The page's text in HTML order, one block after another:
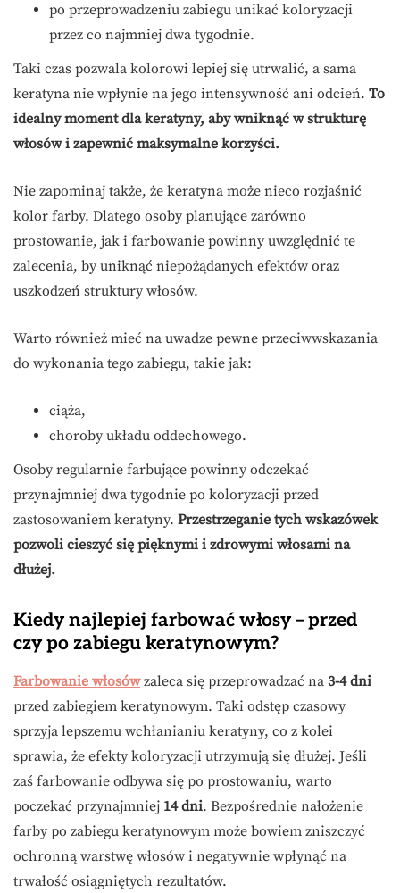
po przeprowadzeniu zabiegu unikać koloryzacji
przez co najmniej dwa tygodnie.
Taki czas pozwala kolorowi lepiej się utrwalić, a sama
keratyna nie wpłynie na jego intensywność ani odcień. To
idealny moment dla keratyny, aby wniknąć w strukturę
włosów i zapewnić maksymalne korzyści.
Nie zapominaj także, że keratyna może nieco rozjaśnić
kolor farby. Dlatego osoby planujące zarówno
prostowanie, jak i farbowanie powinny uwzględnić te
zalecenia, by uniknąć niepożądanych efektów oraz
uszkodzeń struktury włosów.
Warto również mieć na uwadze pewne przeciwwskazania
do wykonania tego zabiegu, takie jak:
ciąża,
choroby układu oddechowego.
Osoby regularnie farbujące powinny odczekać
przynajmniej dwa tygodnie po koloryzacji przed
zastosowaniem keratyny. Przestrzeganie tych wskazówek
pozwoli cieszyć się pięknymi i zdrowymi włosami na
dłużej.
Kiedy najlepiej farbować włosy – przed
czy po zabiegu keratynowym?
Farbowanie włosówzaleca się przeprowadzać na 3-4 dni
przed zabiegiem keratynowym. Taki odstęp czasowy
sprzyja lepszemu wchłanianiu keratyny, co z kolei
sprawia, że efekty koloryzacji utrzymują się dłużej. Jeśli
zaś farbowanie odbywa się po prostowaniu, warto
poczekać przynajmniej 14 dni. Bezpośrednie nałożenie
farby po zabiegu keratynowym może bowiem zniszczyć
ochronną warstwę włosów i negatywnie wpłynąć na
trwałość osiągniętych rezultatów.